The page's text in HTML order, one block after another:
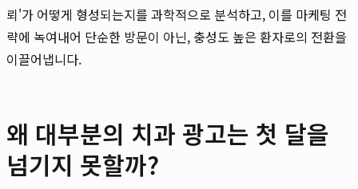
뢰'가 어떻게 형성되는지를 과학적으로 분석하고, 이를 마케팅 전
략에 녹여내어 단순한 방문이 아닌, 충성도 높은 환자로의 전환을
이끌어냅니다.
왜 대부분의 치과 광고는 첫 달을
넘기지 못할까?